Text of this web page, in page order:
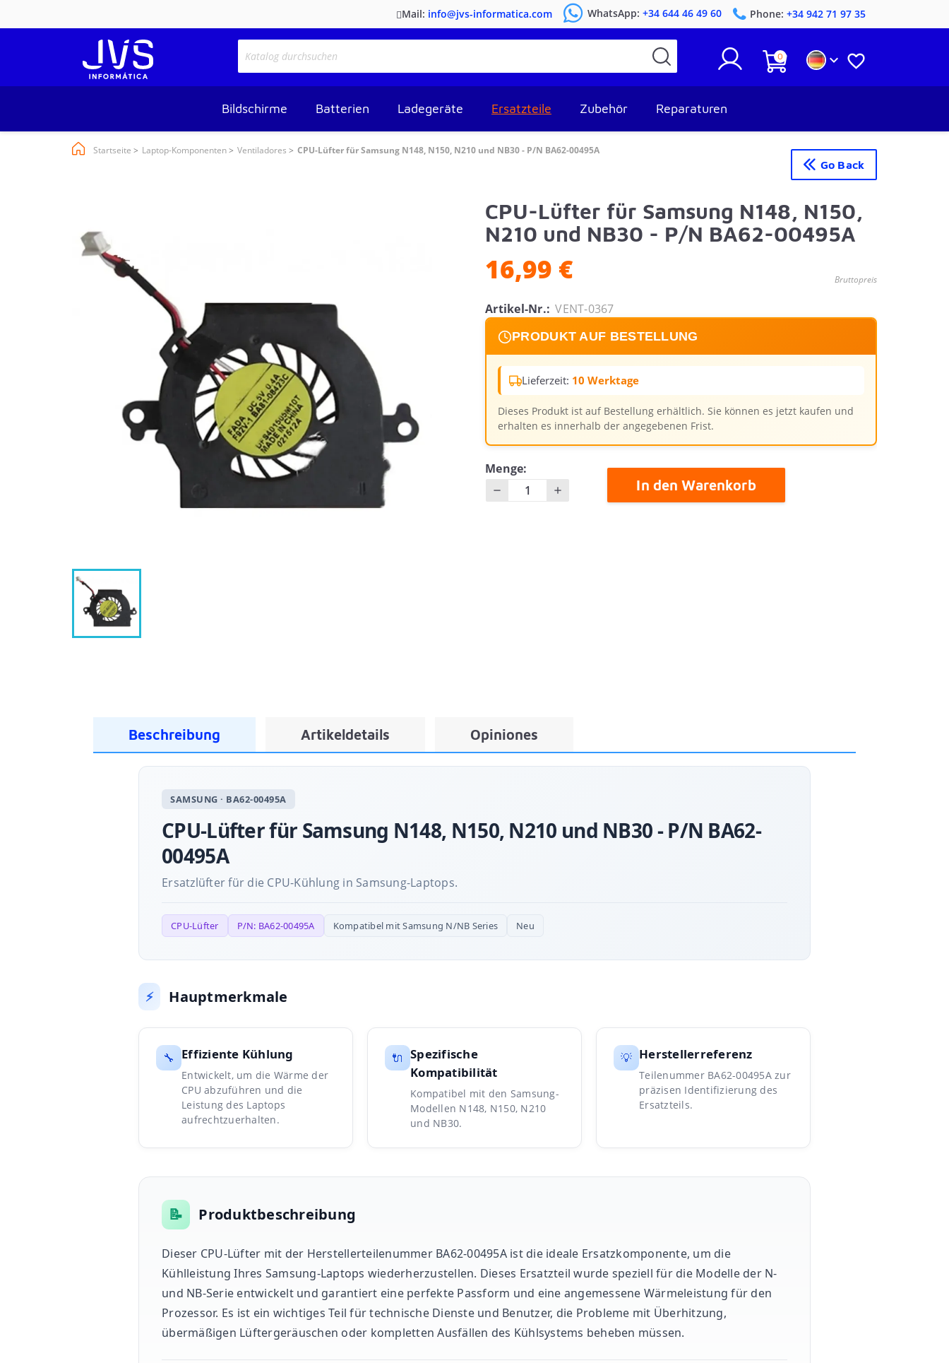
Mail: info@jvs-informatica.com WhatsApp:+34 644 46 49 60 Phone: +34 942 71 97 35
0  
Bildschirme Batterien Ladegeräte Ersatzteile Zubehör Reparaturen
Startseite Laptop-Komponenten Ventiladores CPU-Lüfter für Samsung N148, N150, N210 und NB30 - P/N BA62-00495A
Go Back
CPU-Lüfter für Samsung N148, N150,
N210 und NB30 - P/N BA62-00495A
16,99 € Bruttopreis
Artikel-Nr.: VENT-0367
PRODUKT AUF BESTELLUNG
Lieferzeit: 10 Werktage
Dieses Produkt ist auf Bestellung erhältlich. Sie können es jetzt kaufen und
erhalten es innerhalb der angegebenen Frist.
Menge:
In den Warenkorb
Beschreibung Artikeldetails Opiniones
SAMSUNG · BA62-00495A
CPU-Lüfter für Samsung N148, N150, N210 und NB30 - P/N BA62-
00495A
Ersatzlüfter für die CPU-Kühlung in Samsung-Laptops.
CPU-Lüfter P/N: BA62-00495A Kompatibel mit Samsung N/NB Series Neu
⚡ Hauptmerkmale
🔧 Effiziente Kühlung
Entwickelt, um die Wärme der
CPU abzuführen und die
Leistung des Laptops
aufrechtzuerhalten.
🔌 Spezifische
Kompatibilität
Kompatibel mit den Samsung-
Modellen N148, N150, N210
und NB30.
💡 Herstellerreferenz
Teilenummer BA62-00495A zur
präzisen Identifizierung des
Ersatzteils.
📝 Produktbeschreibung
Dieser CPU-Lüfter mit der Herstellerteilenummer BA62-00495A ist die ideale Ersatzkomponente, um die
Kühlleistung Ihres Samsung-Laptops wiederherzustellen. Dieses Ersatzteil wurde speziell für die Modelle der N-
und NB-Serie entwickelt und garantiert eine perfekte Passform und eine angemessene Wärmeleistung für den
Prozessor. Es ist ein wichtiges Teil für technische Dienste und Benutzer, die Probleme mit Überhitzung,
übermäßigen Lüftergeräuschen oder kompletten Ausfällen des Kühlsystems beheben müssen.